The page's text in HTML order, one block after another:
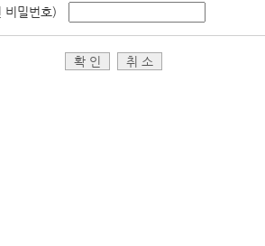
비밀번호)